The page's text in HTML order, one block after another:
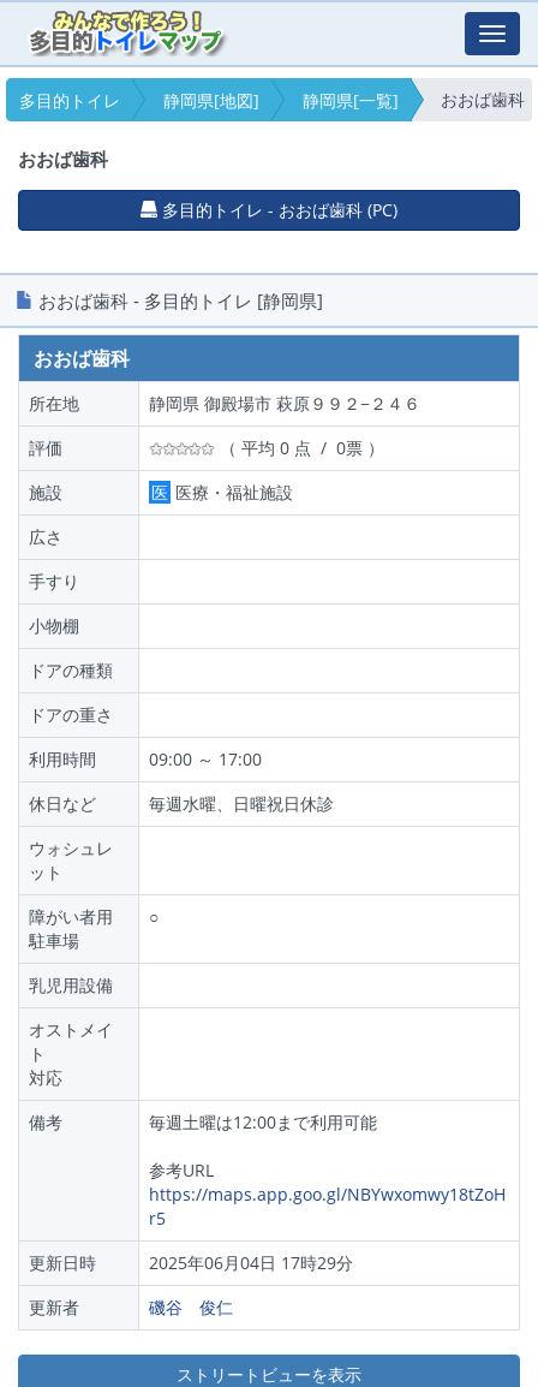
多目的トイレ
静岡県[地図] 静岡県[一覧] おおば歯科
おおば歯科
多目的トイレ - おおば歯科 (PC)
おおば歯科 - 多目的トイレ [静岡県]
おおば歯科
所在地
静岡県 御殿場市 萩原９９２−２４６
評価
（ 平均 0 点 / 0票 ）
施設
医 医療・福祉施設
広さ
手すり
小物棚
ドアの種類
ドアの重さ
利用時間
09:00 ～ 17:00
休日など
毎週水曜、日曜祝日休診
ウォシュレ
ット
障がい者用
駐車場
○
乳児用設備
オストメイ
ト
対応
備考
毎週土曜は12:00まで利用可能
参考URL
https://maps.app.goo.gl/NBYwxomwy18tZoH
r5
更新日時
2025年06月04日 17時29分
更新者
磯谷 俊仁
ストリートビューを表示